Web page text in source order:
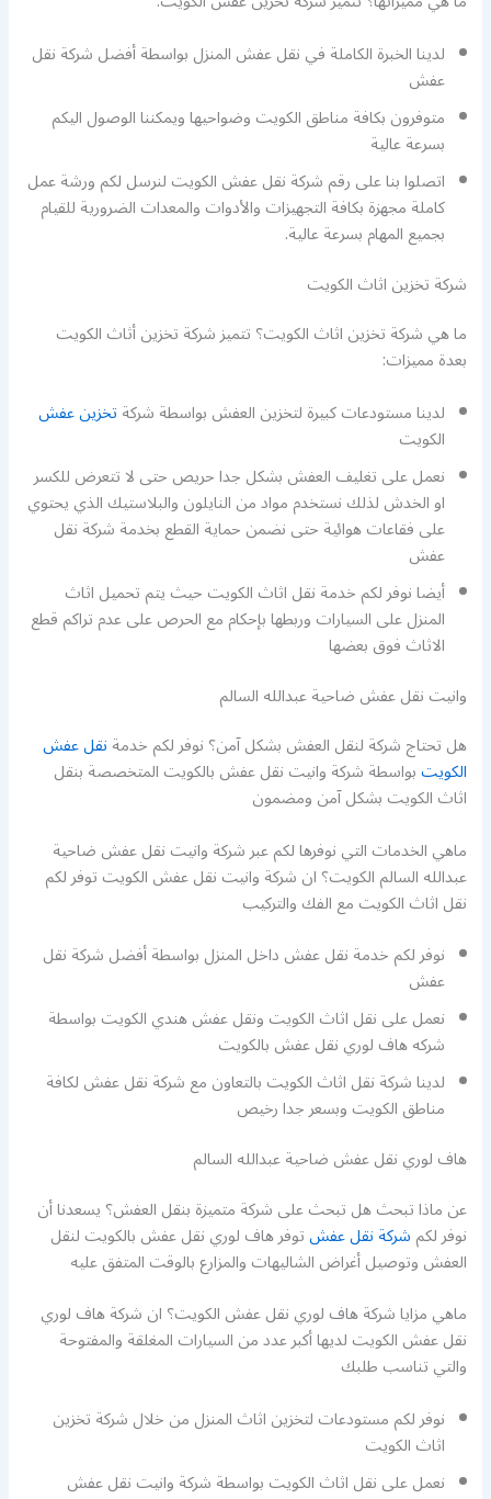
لدينا الخبرة الكاملة في نقل عفش المنزل بواسطة أفضل شركة نقل
عفش
متوفرون بكافة مناطق الكويت وضواحيها ويمكننا الوصول اليكم
بسرعة عالية
اتصلوا بنا على رقم شركة نقل عفش الكويت لنرسل لكم ورشة عمل
كاملة مجهزة بكافة التجهيزات والأدوات والمعدات الضرورية للقيام
بجميع المهام بسرعة عالية.
شركة تخزين اثاث الكويت
ما هي شركة تخزين اثاث الكويت؟ تتميز شركة تخزين أثاث الكويت
بعدة مميزات:
لدينا مستودعات كبيرة لتخزين العفش بواسطة شركةتخزين عفش
الكويت
نعمل على تغليف العفش بشكل جدا حريص حتى لا تتعرض للكسر
او الخدش لذلك نستخدم مواد من النايلون والبلاستيك الذي يحتوي
على فقاعات هوائية حتى نضمن حماية القطع بخدمة شركة نقل
عفش
أيضا نوفر لكم خدمة نقل اثاث الكويت حيث يتم تحميل اثاث
المنزل على السيارات وربطها بإحكام مع الحرص على عدم تراكم قطع
الاثاث فوق بعضها
وانيت نقل عفش ضاحية عبدالله السالم
هل تحتاج شركة لنقل العفش بشكل آمن؟ نوفر لكم خدمةنقل عفش
الكويتبواسطة شركة وانيت نقل عفش بالكويت المتخصصة بنقل
اثاث الكويت بشكل آمن ومضمون
ماهي الخدمات التي نوفرها لكم عبر شركة وانيت نقل عفش ضاحية
عبدالله السالم الكويت؟ ان شركة وانيت نقل عفش الكويت توفر لكم
نقل اثاث الكويت مع الفك والتركيب
نوفر لكم خدمة نقل عفش داخل المنزل بواسطة أفضل شركة نقل
عفش
نعمل على نقل اثاث الكويت ونقل عفش هندي الكويت بواسطة
شركه هاف لوري نقل عفش بالكويت
لدينا شركة نقل اثاث الكويت بالتعاون مع شركة نقل عفش لكافة
مناطق الكويت وبسعر جدا رخيص
هاف لوري نقل عفش ضاحية عبدالله السالم
عن ماذا تبحث هل تبحث على شركة متميزة بنقل العفش؟ يسعدنا أن
نوفر لكمشركة نقل عفشتوفر هاف لوري نقل عفش بالكويت لنقل
العفش وتوصيل أغراض الشاليهات والمزارع بالوقت المتفق عليه
ماهي مزايا شركة هاف لوري نقل عفش الكويت؟ ان شركة هاف لوري
نقل عفش الكويت لديها أكبر عدد من السيارات المغلقة والمفتوحة
والتي تناسب طلبك
نوفر لكم مستودعات لتخزين اثاث المنزل من خلال شركة تخزين
اثاث الكويت
نعمل على نقل اثاث الكويت بواسطة شركة وانيت نقل عفش